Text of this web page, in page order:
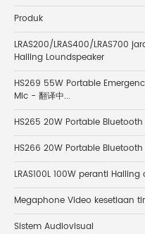
Produk
LRAS200/LRAS400/LRAS700
Hailing Loundspeaker
HS269 55W Portable
Mic - 翻译中...
HS265 20W Portable
HS266 20W Portable
LRAS100L 100W peranti
Megaphone Video kesetiaan
Sistem Audiovisual